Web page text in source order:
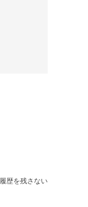
履歴を残さない